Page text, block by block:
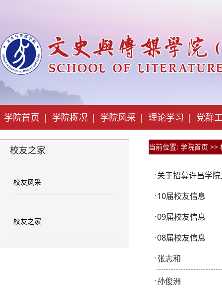
学院首页 | 学院概况 | 学院风采 | 理论学习 | 党群
校友之家
校友风采
校友之家
当前位置: 学院首页 >>
·关于招募许昌学
·10届校友信息
·09届校友信息
·08届校友信息
·张志和
·孙俊洲